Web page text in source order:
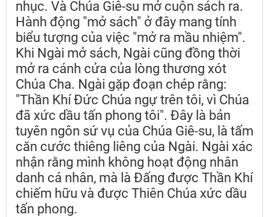
nhục. Và Chúa Giê-su mở cuộn sách ra.
Hành động "mở sách" ở đây mang tính
biểu tượng của việc "mở ra mầu nhiệm".
Khi Ngài mở sách, Ngài cũng đồng thời
mở ra cánh cửa của lòng thương xót
Chúa Cha. Ngài gặp đoạn chép rằng:
"Thần Khí Đức Chúa ngự trên tôi, vì Chúa
đã xức dầu tấn phong tôi". Đây là bản
tuyên ngôn sứ vụ của Chúa Giê-su, là tấm
căn cước thiêng liêng của Ngài. Ngài xác
nhận rằng mình không hoạt động nhân
danh cá nhân, mà là Đấng được Thần Khí
chiếm hữu và được Thiên Chúa xức dầu
tấn phong.